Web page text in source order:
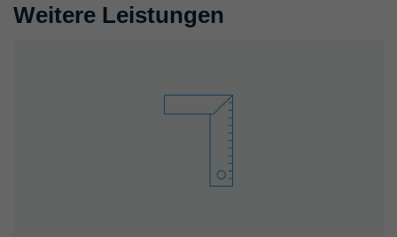
Weitere Leistungen